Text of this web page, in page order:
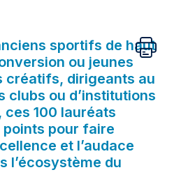
sportifs de haut
ou jeunes
créatifs, dirigeants au
clubs ou d’institutions
100 lauréats
pour faire
et l’audace
l’écosystème du